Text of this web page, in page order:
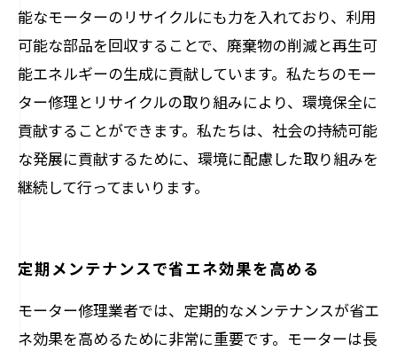
能なモーターのリサイクルにも力を入れており、利用
可能な部品を回収することで、廃棄物の削減と再生可
能エネルギーの生成に貢献しています。私たちのモー
ター修理とリサイクルの取り組みにより、環境保全に
貢献することができます。私たちは、社会の持続可能
な発展に貢献するために、環境に配慮した取り組みを
継続して行ってまいります。
定期メンテナンスで省エネ効果を高める
モーター修理業者では、定期的なメンテナンスが省エ
ネ効果を高めるために非常に重要です。モーターは長